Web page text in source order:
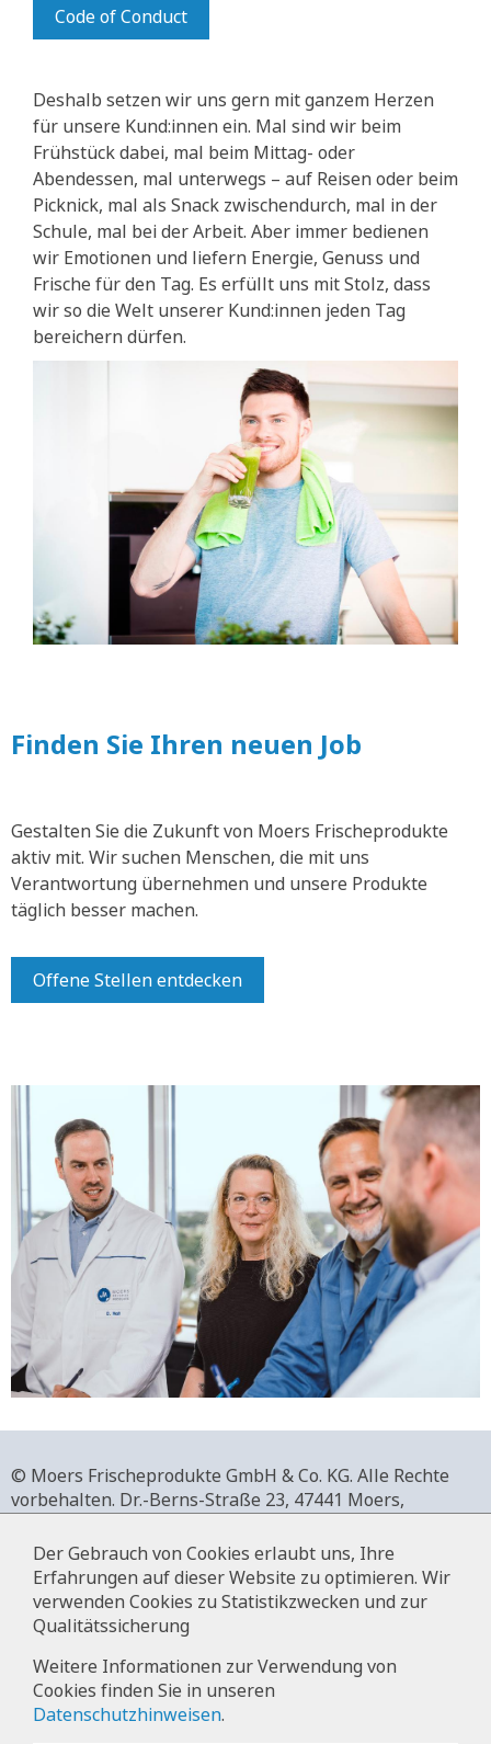
Code of Conduct
Deshalb setzen wir uns gern mit ganzem Herzen
für unsere Kund:innen ein. Mal sind wir beim
Frühstück dabei, mal beim Mittag- oder
Abendessen, mal unterwegs – auf Reisen oder beim
Picknick, mal als Snack zwischendurch, mal in der
Schule, mal bei der Arbeit. Aber immer bedienen
wir Emotionen und liefern Energie, Genuss und
Frische für den Tag. Es erfüllt uns mit Stolz, dass
wir so die Welt unserer Kund:innen jeden Tag
bereichern dürfen.
Finden Sie Ihren neuen Job
Gestalten Sie die Zukunft von Moers Frischeprodukte
aktiv mit. Wir suchen Menschen, die mit uns
Verantwortung übernehmen und unsere Produkte
täglich besser machen.
Offene Stellen entdecken
© Moers Frischeprodukte GmbH & Co. KG. Alle Rechte
vorbehalten. Dr.-Berns-Straße 23, 47441 Moers,
+49 2841 911-0,www.moers-frischeprodukte.de
Impressum
Datenschutz
Der Gebrauch von Cookies erlaubt uns, Ihre
Erfahrungen auf dieser Website zu optimieren. Wir
verwenden Cookies zu Statistikzwecken und zur
Qualitätssicherung
Weitere Informationen zur Verwendung von
Cookies finden Sie in unseren
Datenschutzhinweisen.